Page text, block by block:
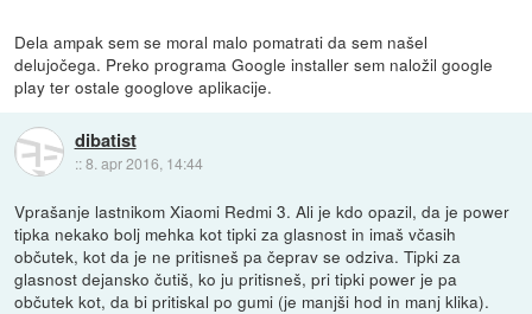
Dela ampak sem se moral malo pomatrati da sem našel
delujočega. Preko programa Google installer sem naložil google
play ter ostale googlove aplikacije.
dibatist
::8. apr 2016, 14:44
Vprašanje lastnikom Xiaomi Redmi 3. Ali je kdo opazil, da je power
tipka nekako bolj mehka kot tipki za glasnost in imaš včasih
občutek, kot da je ne pritisneš pa čeprav se odziva. Tipki za
glasnost dejansko čutiš, ko ju pritisneš, pri tipki power je pa
občutek kot, da bi pritiskal po gumi (je manjši hod in manj klika).